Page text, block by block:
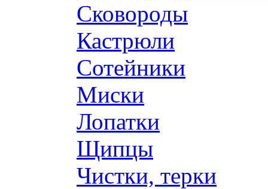
Сковороды
Кастрюли
Сотейники
Миски
Лопатки
Щипцы
Чистки, терки